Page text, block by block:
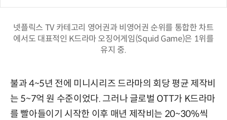
넷플릭스 TV 카테고리 영어권과 비영어권 순위를 통합한 차트
에서도 대표적인 K드라마 오징어게임(Squid Game)은 1위를
유지 중.
불과 4~5년 전에 미니시리즈 드라마의 회당 평균 제작비
는 5~7억 원 수준이었다. 그러나 글로벌 OTT가 K드라마
를 빨아들이기 시작한 이후 매년 제작비는 20~30%씩